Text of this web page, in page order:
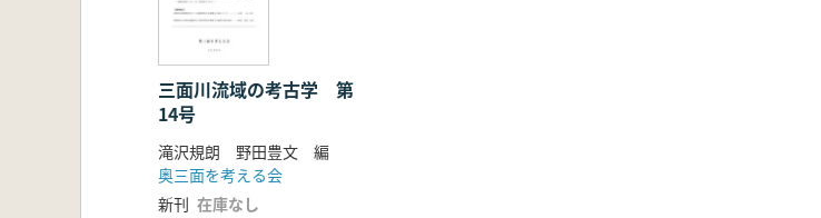
三面川流域の考古学 第
14号
滝沢規朗 野田豊文 編
奥三面を考える会
新刊 在庫なし